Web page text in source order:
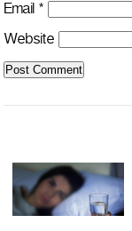
Email *
Website